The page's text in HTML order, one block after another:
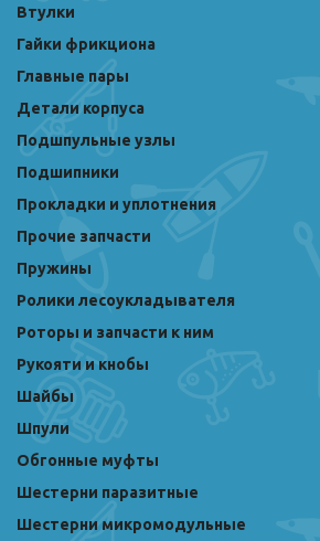
Втулки
Гайки фрикциона
Главные пары
Детали корпуса
Подшпульные узлы
Подшипники
Прокладки и уплотнения
Прочие запчасти
Пружины
Ролики лесоукладывателя
Роторы и запчасти к ним
Рукояти и кнобы
Шайбы
Шпули
Обгонные муфты
Шестерни паразитные
Шестерни микромодульные